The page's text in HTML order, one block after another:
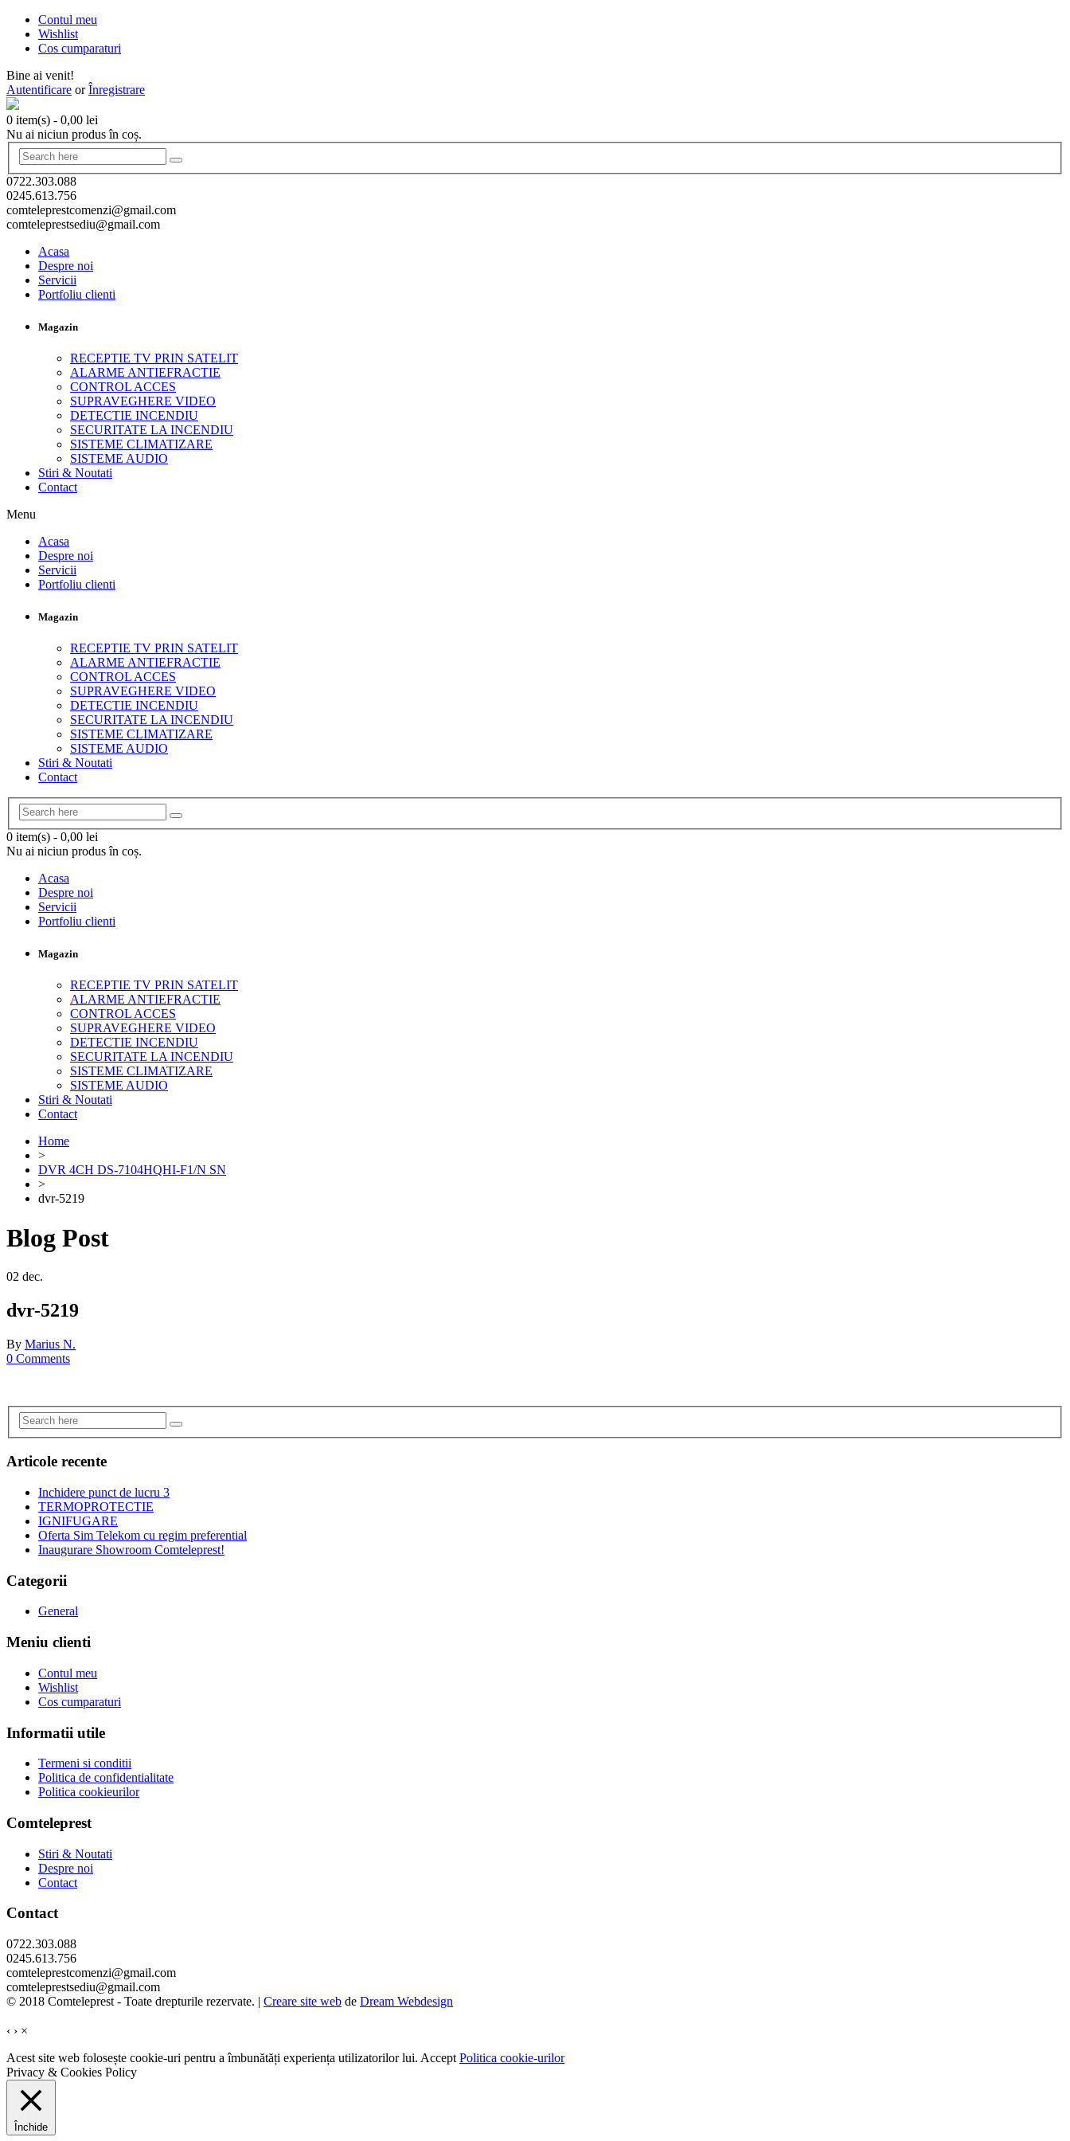
Contul meu
Wishlist
Cos cumparaturi
Bine ai venit!
Autentificare orÎnregistrare
0 item(s) - 0,00 lei
Nu ai niciun produs în coș.
0722.303.088
0245.613.756
comteleprestcomenzi@gmail.com
comteleprestsediu@gmail.com
Acasa
Despre noi
Servicii
Portfoliu clienti
Magazin
RECEPTIE TV PRIN SATELIT
ALARME ANTIEFRACTIE
CONTROL ACCES
SUPRAVEGHERE VIDEO
DETECTIE INCENDIU
SECURITATE LA INCENDIU
SISTEME CLIMATIZARE
SISTEME AUDIO
Stiri & Noutati
Contact
Menu
Acasa
Despre noi
Servicii
Portfoliu clienti
Magazin
RECEPTIE TV PRIN SATELIT
ALARME ANTIEFRACTIE
CONTROL ACCES
SUPRAVEGHERE VIDEO
DETECTIE INCENDIU
SECURITATE LA INCENDIU
SISTEME CLIMATIZARE
SISTEME AUDIO
Stiri & Noutati
Contact
0 item(s) - 0,00 lei
Nu ai niciun produs în coș.
Acasa
Despre noi
Servicii
Portfoliu clienti
Magazin
RECEPTIE TV PRIN SATELIT
ALARME ANTIEFRACTIE
CONTROL ACCES
SUPRAVEGHERE VIDEO
DETECTIE INCENDIU
SECURITATE LA INCENDIU
SISTEME CLIMATIZARE
SISTEME AUDIO
Stiri & Noutati
Contact
Home
>
DVR 4CH DS-7104HQHI-F1/N SN
>
dvr-5219
Blog Post
02 dec.
dvr-5219
By Marius N.
0 Comments
Articole recente
Inchidere punct de lucru 3
TERMOPROTECTIE
IGNIFUGARE
Oferta Sim Telekom cu regim preferential
Inaugurare Showroom Comteleprest!
Categorii
General
Meniu clienti
Contul meu
Wishlist
Cos cumparaturi
Informatii utile
Termeni si conditii
Politica de confidentialitate
Politica cookieurilor
Comteleprest
Stiri & Noutati
Despre noi
Contact
Contact
0722.303.088
0245.613.756
comteleprestcomenzi@gmail.com
comteleprestsediu@gmail.com
© 2018 Comteleprest - Toate drepturile rezervate. | Creare site web de Dream Webdesign
‹ › ×
Acest site web folosește cookie-uri pentru a îmbunătăți experiența utilizatorilor lui. Accept Politica cookie-urilor
Privacy & Cookies Policy
Închide